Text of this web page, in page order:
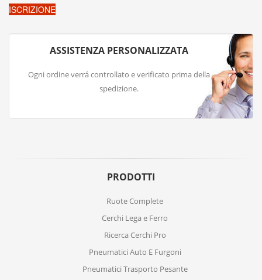
ASSISTENZA PERSONALIZZATA
Ogni ordine verrá controllato e verificato prima della
spedizione.
PRODOTTI
Ruote Complete
Cerchi Lega e Ferro
Ricerca Cerchi Pro
Pneumatici Auto E Furgoni
Pneumatici Trasporto Pesante